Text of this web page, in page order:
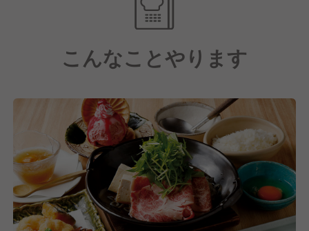
だからこそ私たちは、あなたのスキル・経験より、あ
なたの"人柄"を大切にしています。
ことになります。
■私たちの理念に共感できる
■利他の精神を持って、お客様や他のスタッフを思い
やって行動できる
■柔軟性を持って仕事に取り組める方
■チームワークを大切にできる方
高いホスピタリティを身につけられる環境です。
そして、私たちは飲食業界で働いてくれる人を"育て
ていく"ことを大切にしています。
つき、できることから丁寧にお教えします。
そのほか、明確な基準に基づいた人事評価制度を導入
し、年1回の評価面談に加え、数ヶ月前にも事前面談
を実施しています。
技術や経験だけでなく、人柄や努力をしっかりと評価
する文化なので、自分の強みや課題を把握しながら、
着実にステップアップできます。
こんなことやります